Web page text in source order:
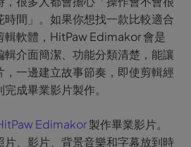
間」。如果你想找一款比較適合
輯軟體，HitPaw Edimakor 會是
介面簡潔、功能分類清楚，能讓
一邊建立故事節奏，即使剪輯經
成畢業影片製作。
Edimakor製作畢業影片。
、影片、背景音樂和字幕放到時